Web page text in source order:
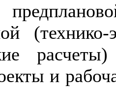
предпланово
(технико-
ие
екты и рабоч